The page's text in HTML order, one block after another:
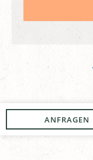
ANFRAGEN